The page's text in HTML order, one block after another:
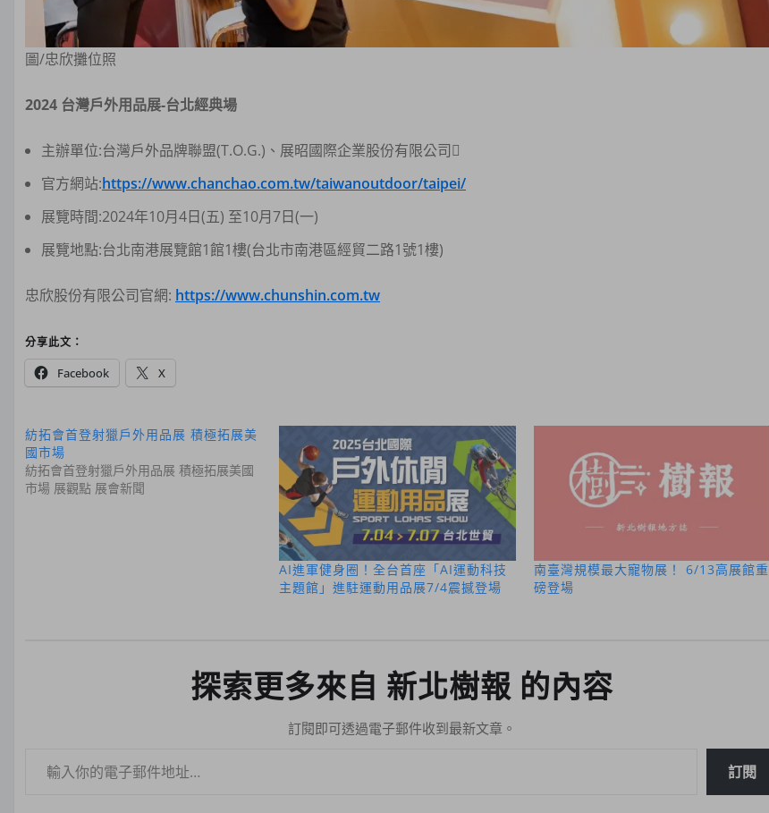
圖/忠欣攤位照
2024 台灣戶外用品展-台北經典場
主辦單位:台灣戶外品牌聯盟(T.O.G.)、展昭國際企業股份有限公司
官方網站:https://www.chanchao.com.tw/taiwanoutdoor/taipei/
展覽時間:2024年10月4日(五) 至10月7日(一)
展覽地點:台北南港展覽館1館1樓(台北市南港區經貿二路1號1樓)
忠欣股份有限公司官網: https://www.chunshin.com.tw
分享此文：
Facebook X
紡拓會首登射獵戶外用品展 積極拓展美
國市場
紡拓會首登射獵戶外用品展 積極拓展美國
市場 展觀點 展會新聞
AI進軍健身圈！全台首座「AI運動科技
主題館」進駐運動用品展7/4震撼登場
南臺灣規模最大寵物展！ 6/13高展館重
磅登場
探索更多來自 新北樹報 的內容
訂閱即可透過電子郵件收到最新文章。
訂閱